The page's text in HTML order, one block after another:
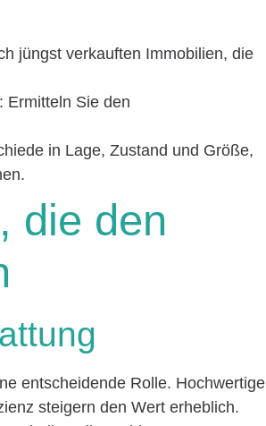
jüngst verkauften Immobilien, die
: Ermitteln Sie den
in Lage, Zustand und Größe,
die den
entscheidende Rolle. Hochwertige
steigern den Wert erheblich.